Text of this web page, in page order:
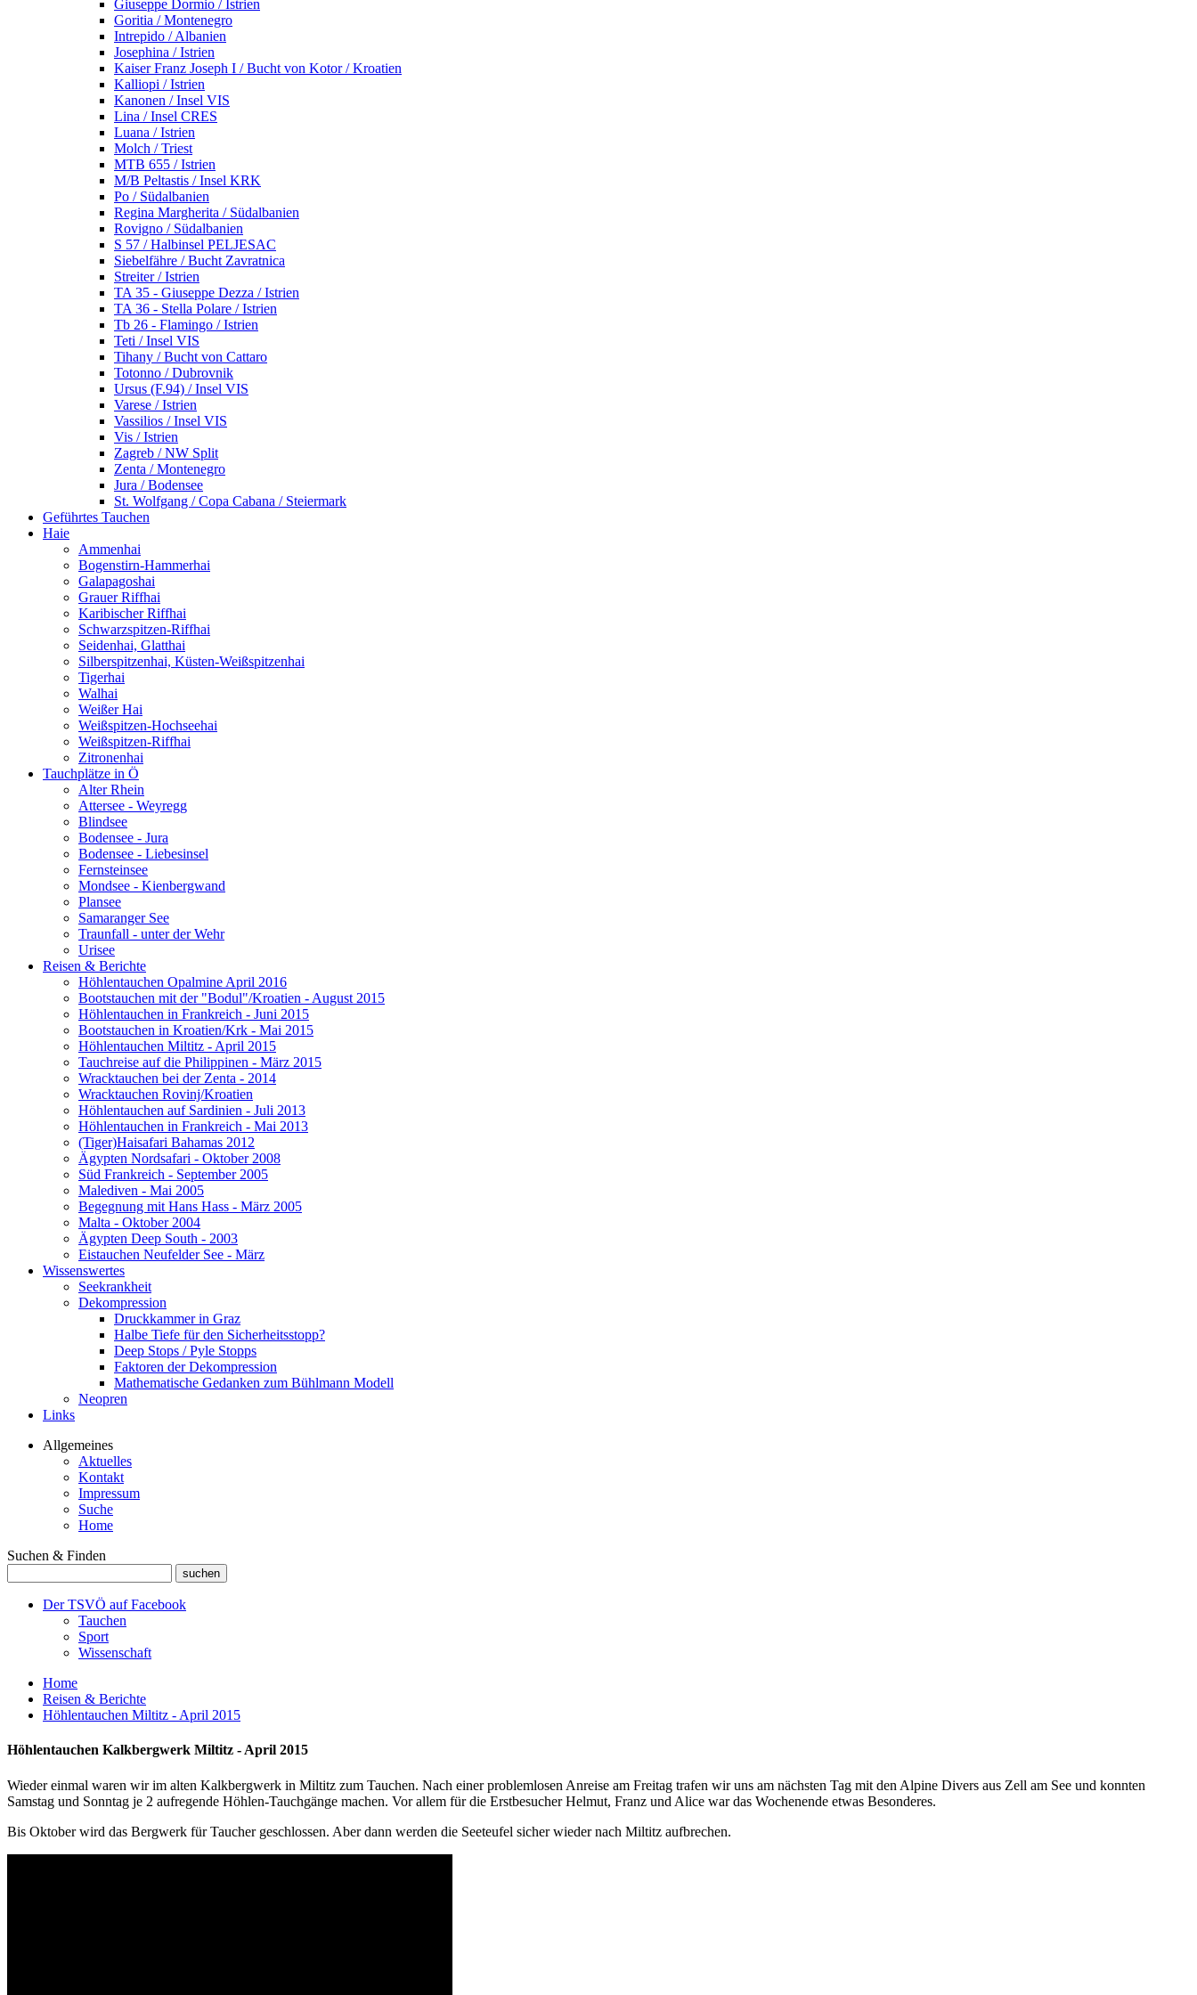
Giuseppe Dormio / Istrien
Goritia / Montenegro
Intrepido / Albanien
Josephina / Istrien
Kaiser Franz Joseph I / Bucht von Kotor / Kroatien
Kalliopi / Istrien
Kanonen / Insel VIS
Lina / Insel CRES
Luana / Istrien
Molch / Triest
MTB 655 / Istrien
M/B Peltastis / Insel KRK
Po / Südalbanien
Regina Margherita / Südalbanien
Rovigno / Südalbanien
S 57 / Halbinsel PELJESAC
Siebelfähre / Bucht Zavratnica
Streiter / Istrien
TA 35 - Giuseppe Dezza / Istrien
TA 36 - Stella Polare / Istrien
Tb 26 - Flamingo / Istrien
Teti / Insel VIS
Tihany / Bucht von Cattaro
Totonno / Dubrovnik
Ursus (F.94) / Insel VIS
Varese / Istrien
Vassilios / Insel VIS
Vis / Istrien
Zagreb / NW Split
Zenta / Montenegro
Jura / Bodensee
St. Wolfgang / Copa Cabana / Steiermark
Geführtes Tauchen
Haie
Ammenhai
Bogenstirn-Hammerhai
Galapagoshai
Grauer Riffhai
Karibischer Riffhai
Schwarzspitzen-Riffhai
Seidenhai, Glatthai
Silberspitzenhai, Küsten-Weißspitzenhai
Tigerhai
Walhai
Weißer Hai
Weißspitzen-Hochseehai
Weißspitzen-Riffhai
Zitronenhai
Tauchplätze in Ö
Alter Rhein
Attersee - Weyregg
Blindsee
Bodensee - Jura
Bodensee - Liebesinsel
Fernsteinsee
Mondsee - Kienbergwand
Plansee
Samaranger See
Traunfall - unter der Wehr
Urisee
Reisen & Berichte
Höhlentauchen Opalmine April 2016
Bootstauchen mit der "Bodul"/Kroatien - August 2015
Höhlentauchen in Frankreich - Juni 2015
Bootstauchen in Kroatien/Krk - Mai 2015
Höhlentauchen Miltitz - April 2015
Tauchreise auf die Philippinen - März 2015
Wracktauchen bei der Zenta - 2014
Wracktauchen Rovinj/Kroatien
Höhlentauchen auf Sardinien - Juli 2013
Höhlentauchen in Frankreich - Mai 2013
(Tiger)Haisafari Bahamas 2012
Ägypten Nordsafari - Oktober 2008
Süd Frankreich - September 2005
Malediven - Mai 2005
Begegnung mit Hans Hass - März 2005
Malta - Oktober 2004
Ägypten Deep South - 2003
Eistauchen Neufelder See - März
Wissenswertes
Seekrankheit
Dekompression
Druckkammer in Graz
Halbe Tiefe für den Sicherheitsstopp?
Deep Stops / Pyle Stopps
Faktoren der Dekompression
Mathematische Gedanken zum Bühlmann Modell
Neopren
Links
Allgemeines
Aktuelles
Kontakt
Impressum
Suche
Home
Suchen & Finden
Der TSVÖ auf Facebook
Tauchen
Sport
Wissenschaft
Home
Reisen & Berichte
Höhlentauchen Miltitz - April 2015
Höhlentauchen Kalkbergwerk Miltitz - April 2015
Wieder einmal waren wir im alten Kalkbergwerk in Miltitz zum Tauchen. Nach einer problemlosen Anreise am Freitag trafen wir uns am nächsten Tag mit den Alpine Divers aus Zell am See und konnten
Samstag und Sonntag je 2 aufregende Höhlen-Tauchgänge machen. Vor allem für die Erstbesucher Helmut, Franz und Alice war das Wochenende etwas Besonderes.
Bis Oktober wird das Bergwerk für Taucher geschlossen. Aber dann werden die Seeteufel sicher wieder nach Miltitz aufbrechen.